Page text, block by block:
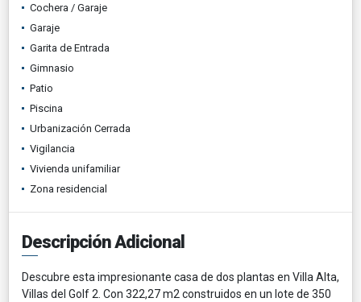
Cochera / Garaje
Garaje
Garita de Entrada
Gimnasio
Patio
Piscina
Urbanización Cerrada
Vigilancia
Vivienda unifamiliar
Zona residencial
Descripción Adicional
Descubre esta impresionante casa de dos plantas en Villa Alta,
Villas del Golf 2. Con 322,27 m2 construidos en un lote de 350